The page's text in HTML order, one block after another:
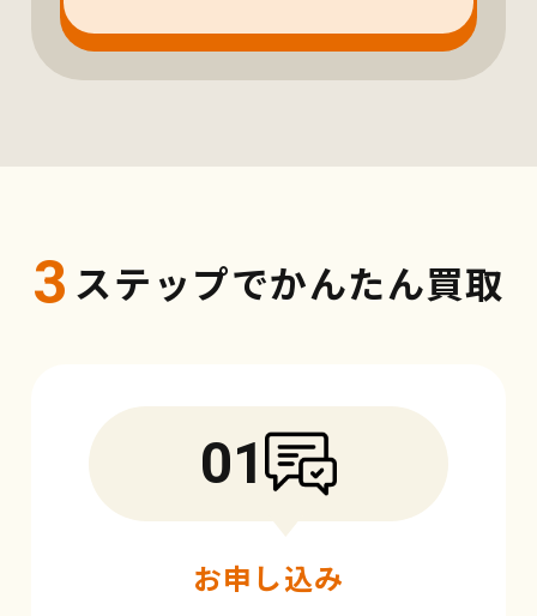
3 ステップでかんたん買取
01
お申し込み